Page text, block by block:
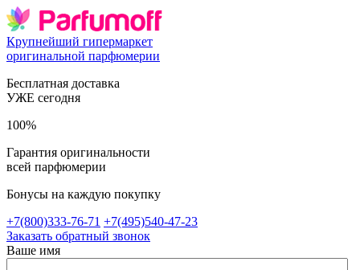
Крупнейший гипермаркет
оригинальной парфюмерии
Бесплатная доставка
УЖЕ сегодня
100%
Гарантия оригинальности
всей парфюмерии
Бонусы на каждую покупку
+7(800)333-76-71 +7(495)540-47-23
Заказать обратный звонок
Ваше имя